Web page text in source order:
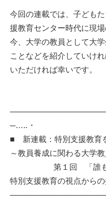
今回の連載では、子ども
援教育センター時代に現
今、大学の教員として大
ことなどを紹介していけ
いただければ幸いです。
─…‥・
■ 新連載：特別支援教育
～教員養成に関わる大学
第１回 「誰もが過
特別支援教育の視点からの